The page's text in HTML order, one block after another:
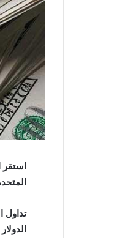
استقر